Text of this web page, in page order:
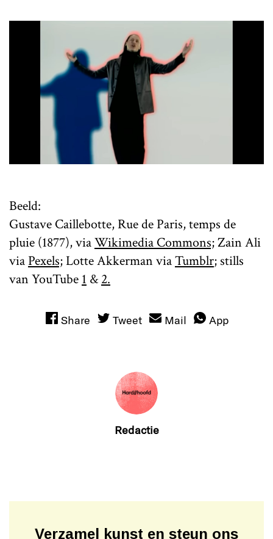
Beeld:
Gustave Caillebotte, Rue de Paris, temps de
pluie (1877), viaWikimedia Commons;Zain Ali
via Pexels;Lotte Akkerman viaTumblr; stills
van YouTube 1 & 2.
Share Tweet Mail App
Redactie
Verzamel kunst en steun ons